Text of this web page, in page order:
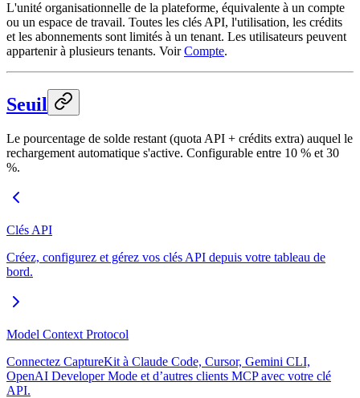
L'unité organisationnelle de la plateforme, équivalente à un compte
ou un espace de travail. Toutes les clés API, l'utilisation, les crédits
et les abonnements sont limités à un tenant. Les utilisateurs peuvent
appartenir à plusieurs tenants. VoirCompte.
Seuil
Le pourcentage de solde restant (quota API + crédits extra) auquel le
rechargement automatique s'active. Configurable entre 10 % et 30
%.
Clés API
Créez, configurez et gérez vos clés API depuis votre tableau de
bord.
Model Context Protocol
Connectez CaptureKit à Claude Code, Cursor, Gemini CLI,
OpenAI Developer Mode et d’autres clients MCP avec votre clé
API.